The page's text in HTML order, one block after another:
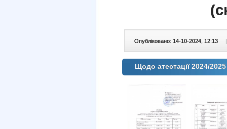
Опубліковано: 14-10-2024, 12:13 |
Щодо атестації 2024/2025